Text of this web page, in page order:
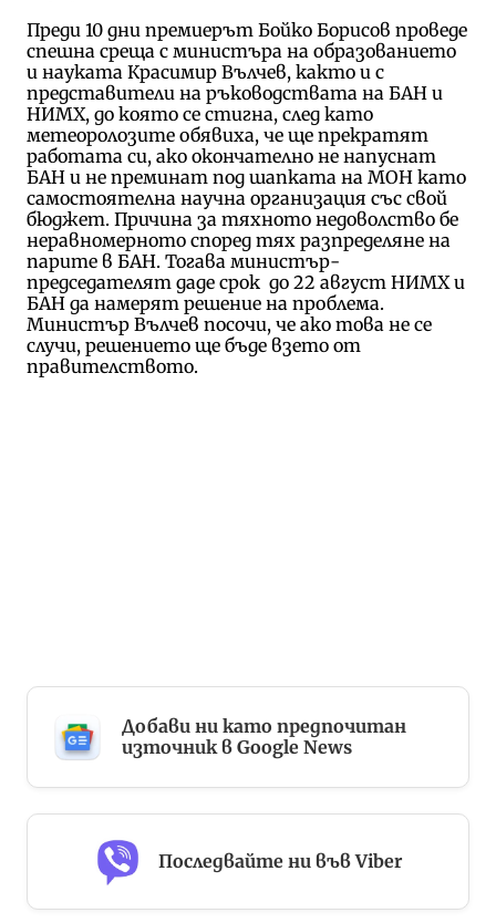
Преди 10 дни премиерът Бойко Борисов проведе
спешна среща с министъра на образованието
и науката Красимир Вълчев, както и с
представители на ръководствата на БАН и
НИМХ, до която се стигна, след като
метеоролозите обявиха, че ще прекратят
работата си, ако окончателно не напуснат
БАН и не преминат под шапката на МОН като
самостоятелна научна организация със свой
бюджет. Причина за тяхното недоволство бе
неравномерното според тях разпределяне на
парите в БАН. Тогава министър-
председателят даде срок до 22 август НИМХ и
БАН да намерят решение на проблема.
Министър Вълчев посочи, че ако това не се
случи, решението ще бъде взето от
правителството.
Добави ни като предпочитан
източник в Google News
Последвайте ни във Viber